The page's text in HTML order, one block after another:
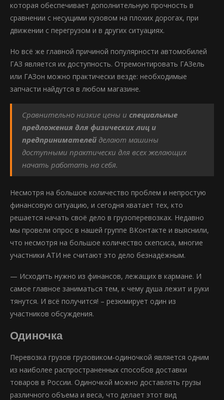
которая обеспечивает дополнительную прочность в
сравнении с несущими кузовом на плохих дорогах, при
движении с перегрузом и в других ситуациях.
Но всё же главной причиной популярности автомобилей
ГАЗ является их доступность. Отремонтировать ГАЗель
или ГАЗон можно практически везде: необходимые
запчасти найдутся в любом магазине.
Сравнительно низкие цены и специальные
предложения для физических лиц и
предпринимателей делают машины
доступными практически для всех желающих
начать работать на себя.
Несмотря на большое количество проблем и непростую
финансовую ситуацию, и сегодня хватает тех, кто
решается начать своё дело в грузоперевозках. Недавно
мы провели опрос в нашей группе ВКонтакте и выяснили,
что несмотря на большое количество скепсиса, многие
участники АТИ не считают это дело безнадёжным.
— Исходить нужно из финансов, лежащих в кармане. И
самое главное заниматься тем, к чему душа лежит и руки
тянутся. И всё получится! – резюмирует один из
участников обсуждения.
Одиночка
Перевозка грузов грузовиком-одиночкой является одним
из наиболее распространенных способов доставки
товаров в России. Одиночкой можно доставлять грузы
различного объема и веса, что делает этот вид